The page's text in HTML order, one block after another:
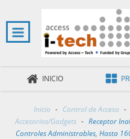
INICIO
Inicio - Control de Acceso -
Accesorios/Gadgets - Receptor
Controles Administrables, Hasta